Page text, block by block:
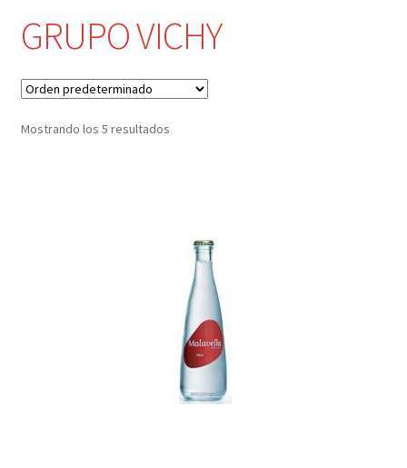
GRUPO VICHY
Mostrando los 5 resultados